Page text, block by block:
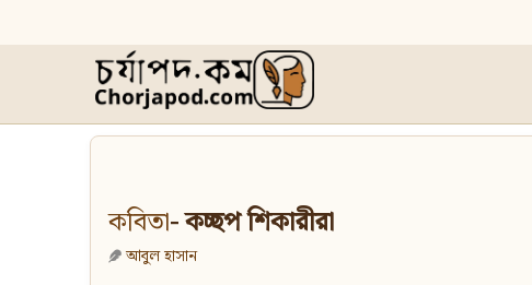
কবিতা- কচ্ছপ শিকারীরা
আবুল হাসান